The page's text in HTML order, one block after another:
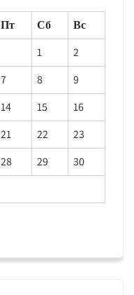
Пт Сб
Вс
1
2
7 8
9
14 15
16
21 22
23
28 29
30